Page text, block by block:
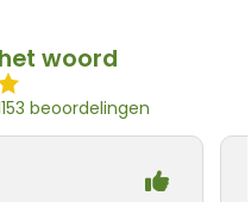
woord
beoordelingen